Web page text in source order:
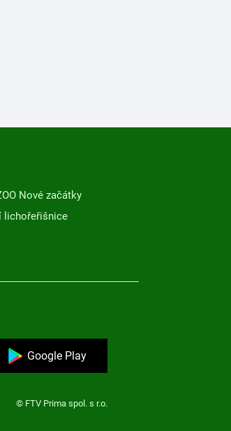
Nové začátky
lichořeřišnice
Google Play
© FTV Prima spol. s r.o.